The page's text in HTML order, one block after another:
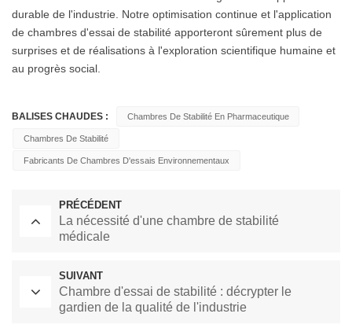
durable de l'industrie. Notre optimisation continue et l'application
de chambres d'essai de stabilité apporteront sûrement plus de
surprises et de réalisations à l'exploration scientifique humaine et
au progrès social.
BALISES CHAUDES : Chambres De Stabilité En Pharmaceutique
Chambres De Stabilité
Fabricants De Chambres D'essais Environnementaux
PRÉCÉDENT
La nécessité d'une chambre de stabilité
médicale
SUIVANT
Chambre d'essai de stabilité : décrypter le
gardien de la qualité de l'industrie